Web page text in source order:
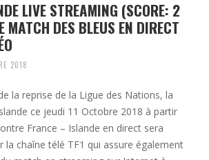
LIVE STREAMING (SCORE: 2
DES BLEUS EN DIRECT
2018
la reprise de la Ligue des Nations, la
ce jeudi 11 Octobre 2018 à partir
France – Islande en direct sera
la chaîne télé TF1 qui assure également